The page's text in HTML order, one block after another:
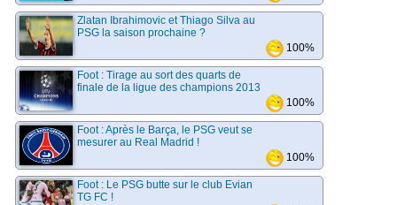
Zlatan Ibrahimovic et Thiago Silva au
PSG la saison prochaine ?
100%
Foot : Tirage au sort des quarts de
finale de la ligue des champions 2013
100%
Foot : Après le Barça, le PSG veut se
mesurer au Real Madrid !
100%
Foot : Le PSG butte sur le club Evian
TG FC !